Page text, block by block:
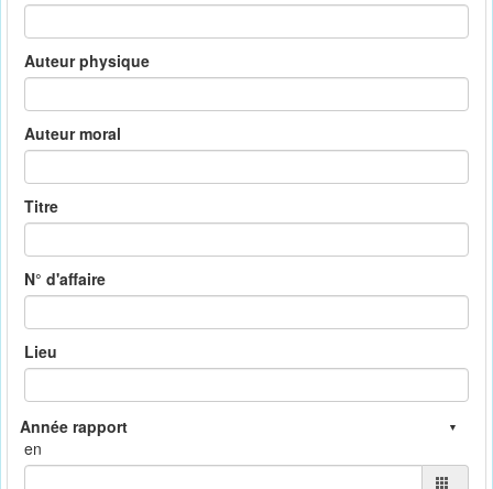
Auteur physique
Auteur moral
Titre
N° d'affaire
Lieu
en